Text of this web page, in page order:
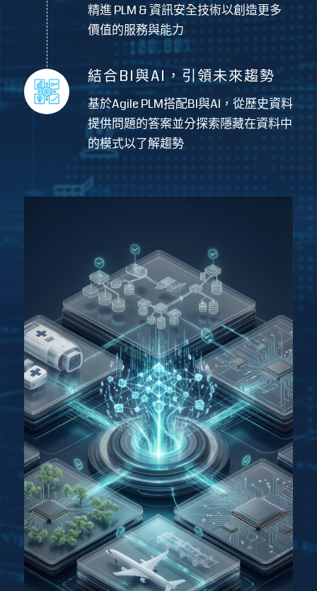
精進 PLM & 資訊安全技術以創造更多
價值的服務與能力
結合BI與AI，引領未來趨勢
基於Agile PLM搭配BI與AI，從歷史資料
提供問題的答案並分探索隱藏在資料中
的模式以了解趨勢